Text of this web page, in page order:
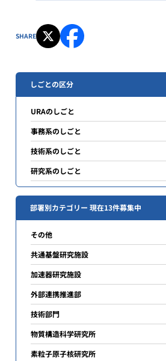
SHARE
しごとの区分
URAのしごと
事務系のしごと
技術系のしごと
研究系のしごと
部署別カテゴリー 現在13件募集中
その他
共通基盤研究施設
加速器研究施設
外部連携推進部
技術部門
物質構造科学研究所
素粒子原子核研究所